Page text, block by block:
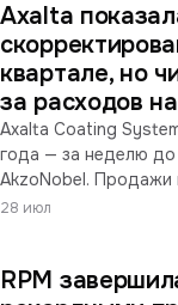
логистику и
ценовыми
рассчитывая выйти
Axalta
квартале, но
за расходов
Axalta Coating
года — за неделю до
AkzoNobel. Продажи
скорректированная
подготовку сделки.
28 июл
RPM